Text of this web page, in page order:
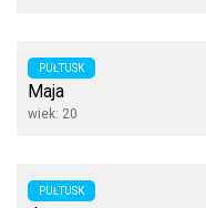
PUŁTUSK
Maja
wiek: 20
PUŁTUSK